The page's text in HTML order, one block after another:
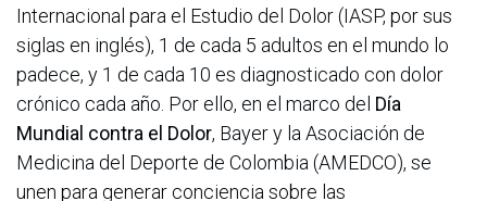
Internacional para el Estudio del Dolor (IASP, por sus
siglas en inglés), 1 de cada 5 adultos en el mundo lo
padece, y 1 de cada 10 es diagnosticado con dolor
crónico cada año. Por ello, en el marco del Día
Mundial contra el Dolor, Bayer y la Asociación de
Medicina del Deporte de Colombia (AMEDCO), se
unen para generar conciencia sobre las